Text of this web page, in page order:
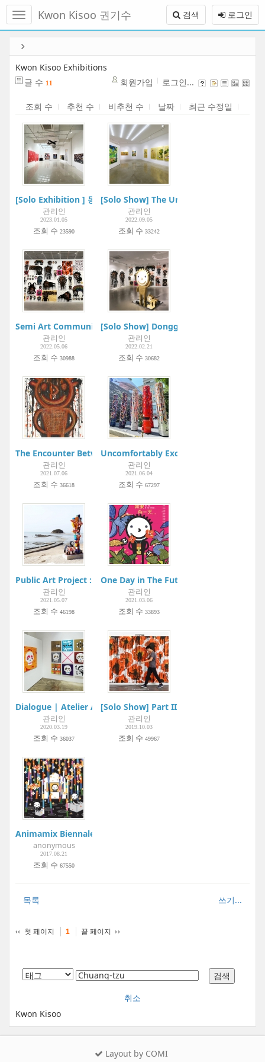
메
토
로그인
검색
Kwon Kisoo 권기수
Kwon Kisoo Exhibitions
글 수 11 회원가입 로그인...
조회 수 추천 수 비추천 수 날짜 최근 수정일
[Solo Exhibition ] 동동, 완월장취 玩月長醉 | Zaha Museum
관리인
2023.01.05
조회 수 23590
[Solo Show] The Universe in the
관리인
2022.09.05
조회 수 33242
Semi Art Community Project:Boogie Woogie Art Museum |
관리인
2022.05.06
조회 수 30988
[Solo Show] Dongguri 20 Years |
관리인
2022.02.21
조회 수 30682
The Encounter Between Hanguel and Korean Painting |
관리인
2021.07.06
조회 수 36618
Uncomfortably Exciting | Gangnam
관리인
2021.06.04
조회 수 67297
Public Art Project : Youngheung-do Project
관리인
2021.05.07
조회 수 46198
One Day in The Future... 如果有一天...|
관리인
2021.03.06
조회 수 33893
Dialogue | Atelier Aki
관리인
2020.03.19
조회 수 36037
[Solo Show] Part II : 드로잉 Drawing |
관리인
2019.10.03
조회 수 49967
Animamix Biennale 2017: Myth & Science | Art:1 New
anonymous
2017.08.21
조회 수 67550
쓰기...
목록
첫 페이지 1 끝 페이지
취소
Kwon Kisoo
Layout by COMI